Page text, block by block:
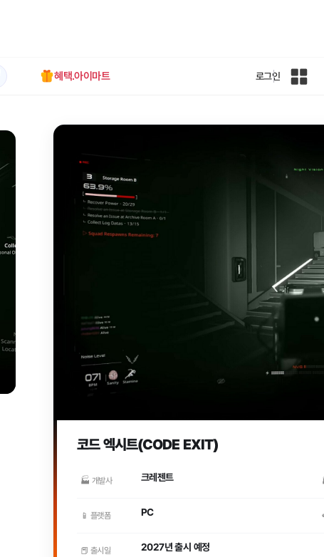
혜택.아이마트 로그인
인
맵
코드 엑시트(CODE EXIT)
🏭 개발사 크레젠트
📱 플랫폼 PC
📕 출시일 2027년 출시 예정